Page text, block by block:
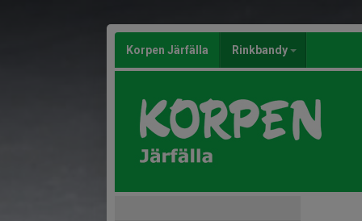
Korpen Järfälla Rinkbandy